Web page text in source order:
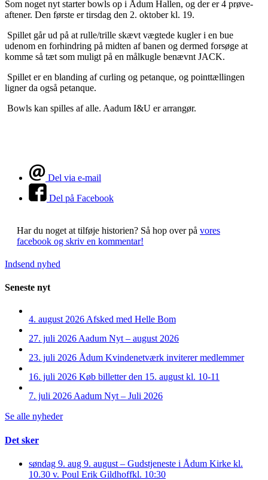
Som noget nyt starter bowls op i Ådum Hallen, og der er 4 prøve-
aftener. Den første er tirsdag den 2. oktober kl. 19.
Spillet går ud på at rulle/trille skævt vægtede kugler i en bue
udenom en forhindring på midten af banen og dermed forsøge at
komme så tæt som muligt på en målkugle benævnt JACK.
Spillet er en blanding af curling og petanque, og pointtællingen
ligner da også petanque.
Bowls kan spilles af alle. Aadum I&U er arrangør.
Del via e-mail
Del på Facebook
Har du noget at tilføje historien? Så hop over på vores
facebook og skriv en kommentar!
Indsend nyhed
Seneste nyt
4. august 2026 Afsked med Helle Bom
27. juli 2026 Aadum Nyt – august 2026
23. juli 2026 Ådum Kvindenetværk inviterer medlemmer
16. juli 2026 Køb billetter den 15. august kl. 10-11
7. juli 2026 Aadum Nyt – Juli 2026
Se alle nyheder
Det sker
søndag 9. aug 9. august – Gudstjeneste i Ådum Kirke kl.
10.30 v. Poul Erik Gildhoffkl. 10:30